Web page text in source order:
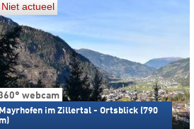
Niet actueel
webcam
Mayrhofen im Zillertal - Ortsblick (790
m)